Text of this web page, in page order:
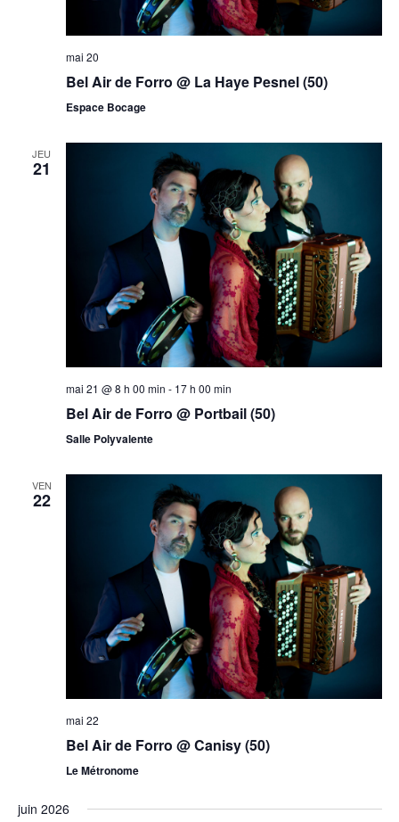
mai 20
Bel Air de Forro @ La Haye Pesnel (50)
Espace Bocage
JEU
21
mai 21 @ 8 h 00 min - 17 h 00 min
Bel Air de Forro @ Portbail (50)
Salle Polyvalente
VEN
22
mai 22
Bel Air de Forro @ Canisy (50)
Le Métronome
juin 2026